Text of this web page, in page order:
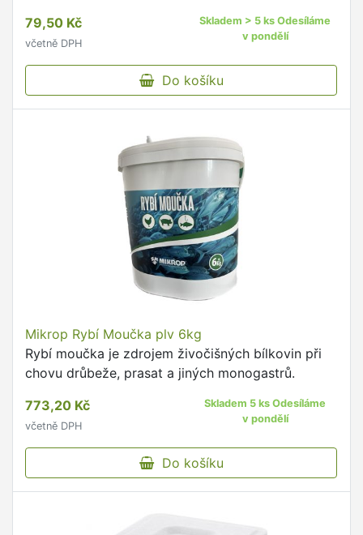
79,50 Kč
včetně DPH
Skladem > 5 ks Odesíláme
v pondělí
Do košíku
Mikrop Rybí Moučka plv 6kg
Rybí moučka je zdrojem živočišných bílkovin při
chovu drůbeže, prasat a jiných monogastrů.
773,20 Kč
včetně DPH
Skladem 5 ks Odesíláme
v pondělí
Do košíku